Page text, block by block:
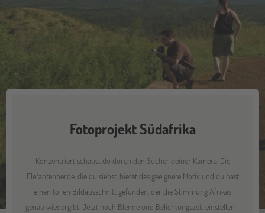
Fotoprojekt Südafrika
Konzentriert schaust du durch den Sucher deiner Kamera. Die
Elefantenherde, die du siehst, bietet das geeignete Motiv und du hast
einen tollen Bildausschnitt gefunden, der die Stimmung Afrikas
genau wiedergibt. Jetzt noch Blende und Belichtungszeit einstellen -